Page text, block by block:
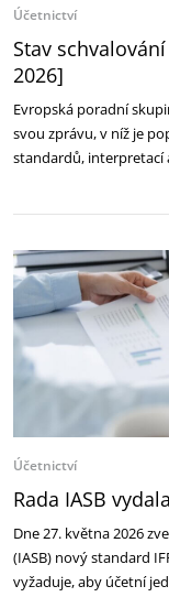
Účetnictví
Stav
2026]
Evropská poradní
svou zprávu, v níž je
standardů, interpretací
Účetnictví
Rada IASB
Dne 27. května 2026
(IASB) nový standard
vyžaduje, aby účetní